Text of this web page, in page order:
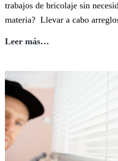
trabajos de bricolaje sin
materia? Llevar a cabo
Leer más…
con
Hogar?